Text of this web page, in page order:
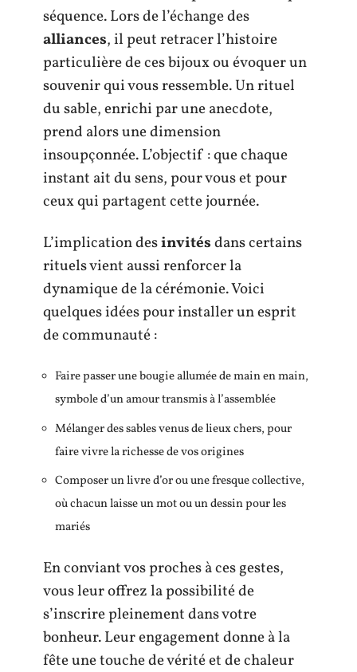
séquence. Lors de l’échange des
alliances, il peut retracer l’histoire
particulière de ces bijoux ou évoquer un
souvenir qui vous ressemble. Un rituel
du sable, enrichi par une anecdote,
prend alors une dimension
insoupçonnée. L’objectif : que chaque
instant ait du sens, pour vous et pour
ceux qui partagent cette journée.
L’implication desinvitésdans certains
rituels vient aussi renforcer la
dynamique de la cérémonie. Voici
quelques idées pour installer un esprit
de communauté :
Faire passer une bougie allumée de main en main,
symbole d’un amour transmis à l’assemblée
Mélanger des sables venus de lieux chers, pour
faire vivre la richesse de vos origines
Composer un livre d’or ou une fresque collective,
où chacun laisse un mot ou un dessin pour les
mariés
En conviant vos proches à ces gestes,
vous leur offrez la possibilité de
s’inscrire pleinement dans votre
bonheur. Leur engagement donne à la
fête une touche de vérité et de chaleur